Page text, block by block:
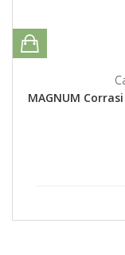
MAGNUM